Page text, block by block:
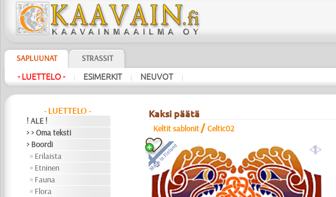
SAPLUUNAT STRASSIT
- LUETTELO - | ESIMERKIT | NEUVOT |
- LUETTELO -
! ALE !
> > Oma teksti
> Boordi
Erilaista
Etninen
Fauna
Flora
Kaksi päätä
Keltit sablonit /Celtic02
a